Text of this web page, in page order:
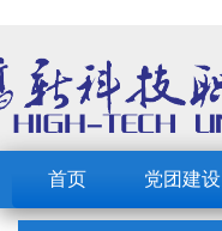
首页 党团建设